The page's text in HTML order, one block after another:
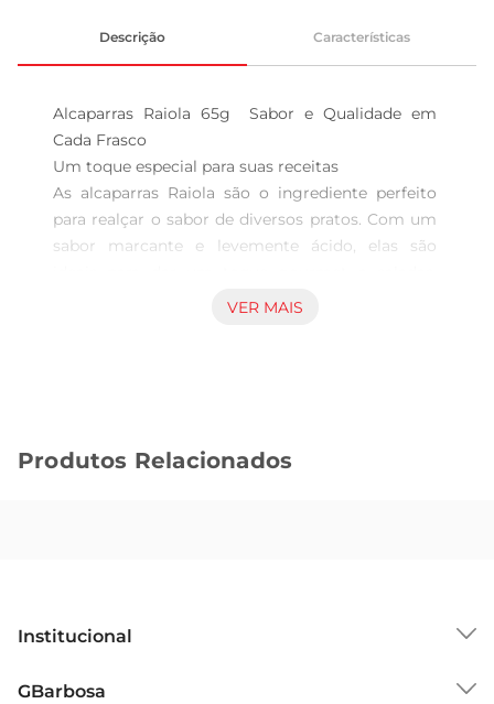
Descrição Características
Alcaparras Raiola 65g  Sabor e Qualidade em
Cada Frasco
Um toque especial para suas receitas
As alcaparras Raiola são o ingrediente perfeito
para realçar o sabor de diversos pratos. Com um
sabor marcante e levemente ácido, elas são
molhos, carnes e até mesmo pizzas. Cada frasco
preparações. Experimente adicionálas em pratos
Qualidade garantida
selecionadas e embaladas para preservar seu
VER MAIS
Produtos Relacionados
Institucional
GBarbosa